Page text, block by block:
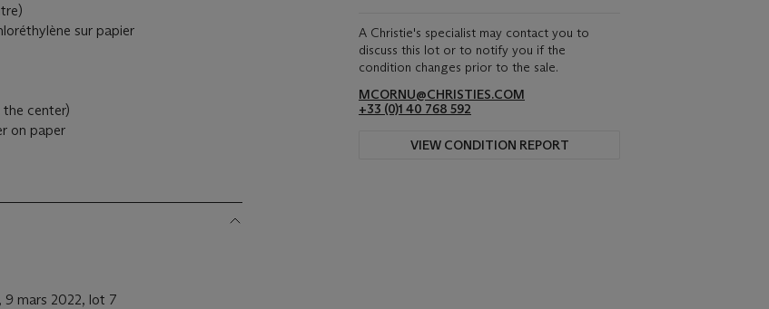
sur papier
center)
on paper
9 mars 2022, lot 7
A Christie's specialist may contact you to
discuss this lot or to notify you if the
condition changes prior to the sale.
MCORNU@CHRISTIES.COM
+33 (0)1 40 768 592
VIEW CONDITION REPORT